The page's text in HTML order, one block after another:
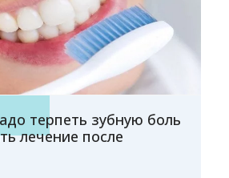
терпеть зубную боль
лечение после